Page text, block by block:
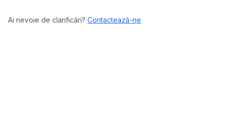
Ai nevoie de clarificări? Contactează-ne